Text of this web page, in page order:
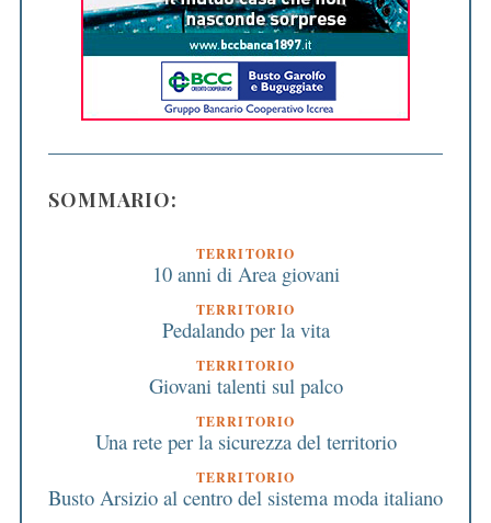
SOMMARIO:
TERRITORIO
10 anni di Area giovani
TERRITORIO
Pedalando per la vita
TERRITORIO
Giovani talenti sul palco
TERRITORIO
Una rete per la sicurezza del territorio
TERRITORIO
Busto Arsizio al centro del sistema moda italiano